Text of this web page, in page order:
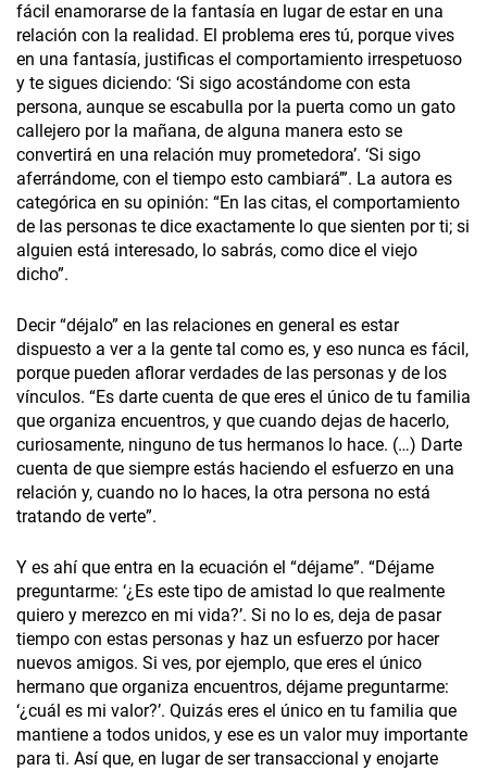
fácil enamorarse de la fantasía en lugar de estar en una
relación con la realidad. El problema eres tú, porque vives
en una fantasía, justificas el comportamiento irrespetuoso
y te sigues diciendo: ‘Si sigo acostándome con esta
persona, aunque se escabulla por la puerta como un gato
callejero por la mañana, de alguna manera esto se
convertirá en una relación muy prometedora’. ‘Si sigo
aferrándome, con el tiempo esto cambiará’”. La autora es
categórica en su opinión: “En las citas, el comportamiento
de las personas te dice exactamente lo que sienten por ti; si
alguien está interesado, lo sabrás, como dice el viejo
dicho”.
Decir “déjalo” en las relaciones en general es estar
dispuesto a ver a la gente tal como es, y eso nunca es fácil,
porque pueden aflorar verdades de las personas y de los
vínculos. “Es darte cuenta de que eres el único de tu familia
que organiza encuentros, y que cuando dejas de hacerlo,
curiosamente, ninguno de tus hermanos lo hace. (…) Darte
cuenta de que siempre estás haciendo el esfuerzo en una
relación y, cuando no lo haces, la otra persona no está
tratando de verte”.
Y es ahí que entra en la ecuación el “déjame”. “Déjame
preguntarme: ‘¿Es este tipo de amistad lo que realmente
quiero y merezco en mi vida?’. Si no lo es, deja de pasar
tiempo con estas personas y haz un esfuerzo por hacer
nuevos amigos. Si ves, por ejemplo, que eres el único
hermano que organiza encuentros, déjame preguntarme:
‘¿cuál es mi valor?’. Quizás eres el único en tu familia que
mantiene a todos unidos, y ese es un valor muy importante
para ti. Así que, en lugar de ser transaccional y enojarte